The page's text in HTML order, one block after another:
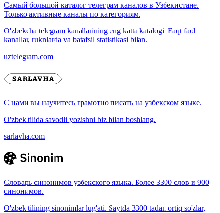
Самый большой каталог телеграм каналов в Узбекистане.
Только активные каналы по категориям.
O'zbekcha telegram kanallarining eng katta katalogi. Faqt faol
kanallar, ruknlarda va batafsil statistikasi bilan.
uztelegram.com
С нами вы научитесь грамотно писать на узбекском языке.
O'zbek tilida savodli yozishni biz bilan boshlang.
sarlavha.com
Словарь синонимов узбекского языка. Более 3300 слов и 900
синонимов.
O'zbek tilining sinonimlar lug'ati. Saytda 3300 tadan ortiq so'zlar,